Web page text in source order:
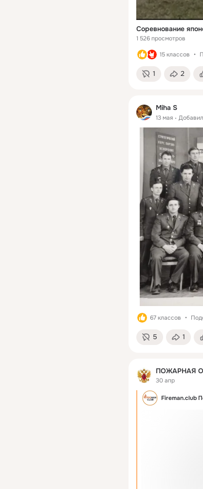
Соревнование
1 526 просмотров
15 классов
1 2
Miha S
13 мая
67 классов
5 1
ПОЖАРНАЯ
30 апр
Fireman.club